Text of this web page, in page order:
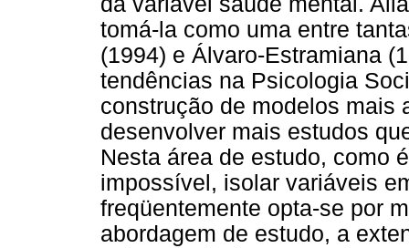
tomá-la como uma entre
(1994) e Álvaro-Estramiana
tendências na Psicologia
construção de modelos mais
desenvolver mais estudos
Nesta área de estudo, como
impossível, isolar variáveis
freqüentemente opta-se por
abordagem de estudo, a